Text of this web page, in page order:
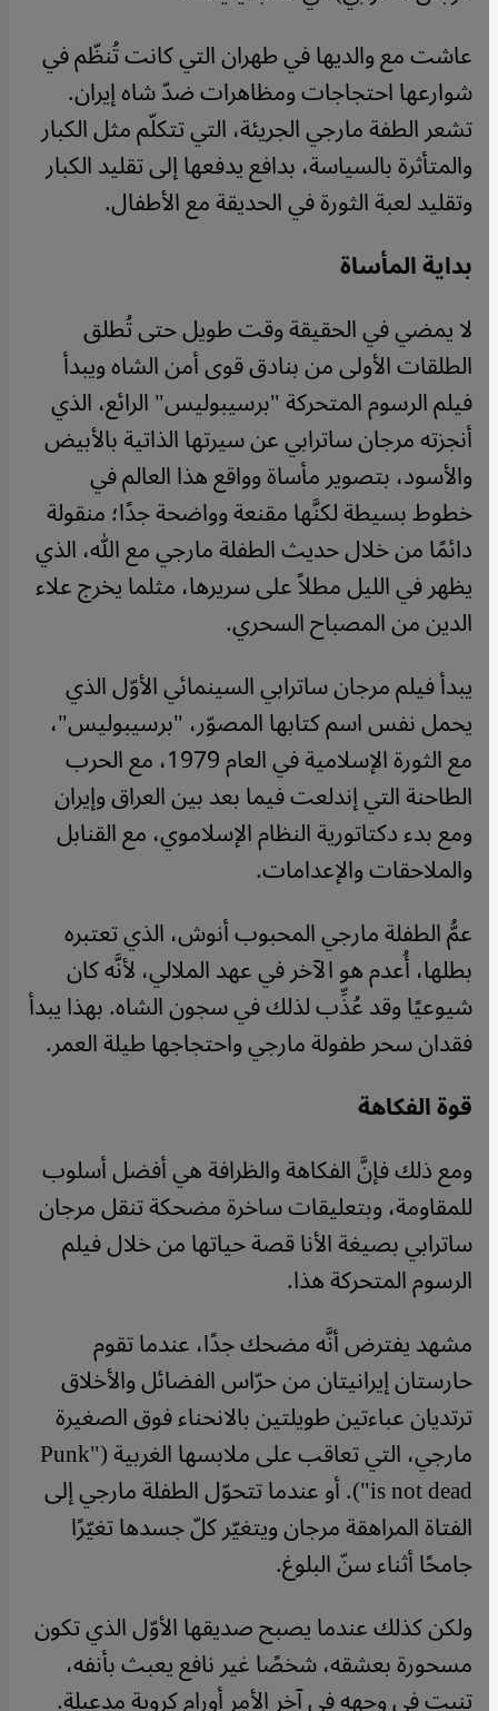
عاشت مع والديها في طهران التي كانت تُنظّم في
شوارعها احتجاجات ومظاهرات ضدّ شاه إيران.
تشعر الطفة مارجي الجريئة، التي تتكلّم مثل الكبار
والمتأثرة بالسياسة، بدافع يدفعها إلى تقليد الكبار
وتقليد لعبة الثورة في الحديقة مع الأطفال.
بداية المأساة
​​لا يمضي في الحقيقة وقت طويل حتى تُطلق
الطلقات الأولى من بنادق قوى أمن الشاه ويبدأ
فيلم الرسوم المتحركة "برسيبوليس" الرائع، الذي
أنجزته مرجان ساترابي عن سيرتها الذاتية بالأبيض
والأسود، بتصوير مأساة وواقع هذا العالم في
خطوط بسيطة لكنَّها مقنعة وواضحة جدًا؛ منقولة
دائمًا من خلال حديث الطفلة مارجي مع الله، الذي
يظهر في الليل مطلاً على سريرها، مثلما يخرج علاء
الدين من المصباح السحري.
يبدأ فيلم مرجان ساترابي السينمائي الأوّل الذي
يحمل نفس اسم كتابها المصوّر، "برسيبوليس"،
مع الثورة الإسلامية في العام 1979، مع الحرب
الطاحنة التي إندلعت فيما بعد بين العراق وإيران
ومع بدء دكتاتورية النظام الإسلاموي، مع القنابل
والملاحقات والإعدامات.
عمُّ الطفلة مارجي المحبوب أنوش، الذي تعتبره
بطلها، أُعدم هو الآخر في عهد الملالي، لأنَّه كان
شيوعيًا وقد عُذِّب لذلك في سجون الشاه. بهذا يبدأ
فقدان سحر طفولة مارجي واحتجاجها طيلة العمر.
قوة الفكاهة
ومع ذلك فإنَّ الفكاهة والظرافة هي أفضل أسلوب
للمقاومة، وبتعليقات ساخرة مضحكة تنقل مرجان
ساترابي بصيغة الأنا قصة حياتها من خلال فيلم
الرسوم المتحركة هذا.
مشهد يفترض أنَّه مضحك جدًا، عندما تقوم
حارستان إيرانيتان من حرّاس الفضائل والأخلاق
ترتديان عباءتين طويلتين بالانحناء فوق الصغيرة
مارجي، التي تعاقب على ملابسها الغربية ("Punk
is not dead"). أو عندما تتحوّل الطفلة مارجي إلى
الفتاة المراهقة مرجان ويتغيّر كلّ جسدها تغيّرًا
جامحًا أثناء سنّ البلوغ.
ولكن كذلك عندما يصبح صديقها الأوّل الذي تكون
مسحورة بعشقه، شخصًا غير نافع يعبث بأنفه،